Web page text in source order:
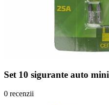
Set 10 sigurante auto
0 recenzii